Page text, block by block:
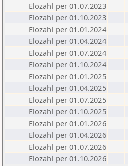
Elozahl per 01.07.2023
Elozahl per 01.10.2023
Elozahl per 01.01.2024
Elozahl per 01.04.2024
Elozahl per 01.07.2024
Elozahl per 01.10.2024
Elozahl per 01.01.2025
Elozahl per 01.04.2025
Elozahl per 01.07.2025
Elozahl per 01.10.2025
Elozahl per 01.01.2026
Elozahl per 01.04.2026
Elozahl per 01.07.2026
Elozahl per 01.10.2026